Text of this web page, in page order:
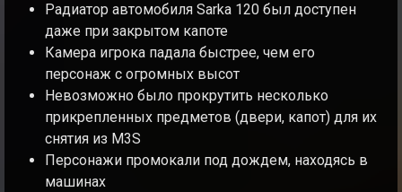
Радиатор автомобиля Sarka 120 был доступен
даже при закрытом капоте
Камера игрока падала быстрее, чем его
персонаж с огромных высот
Невозможно было прокрутить несколько
прикрепленных предметов (двери, капот) для их
снятия из M3S
Персонажи промокали под дождем, находясь в
машинах